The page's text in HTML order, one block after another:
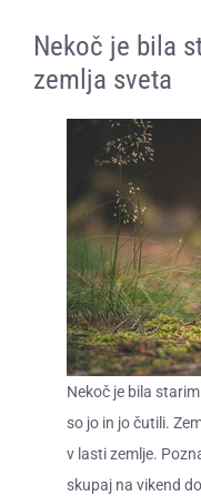
Dogodki ZAME
Posnetki
O ZAME
CENIK
Nekoč je bila
zemlja sveta
Nekoč je bila
so jo in jo čutili.
v lasti zemlje.
skupaj na vikend